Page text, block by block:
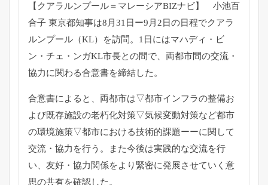
【クアラルンプール＝マレーシアBIZナビ】 小池百
合子 東京都知事は8月31日ー9月2日の日程でクアラ
ルンプール（KL）を訪問。1日にはマハディ・ビ
ン・チェ・ ンガKL市長との間で、両都市間の交流・
協力に関わる合意書を締結した。
合意書によると、両都市は▽都市インフラの整備お
よび既存施設の老朽化対策▽気候変動対策など都市
の環境施策▽都市における技術的課題ーーに関して
交流・協力を行う。
また今後は実践的な交流を行
い、友好・ 協力関係をより緊密に発展させていく意
思の共有を確認した。